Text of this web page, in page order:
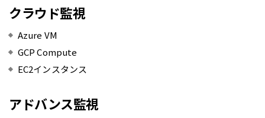
クラウド監視
Azure VM
GCP Compute
EC2インスタンス
アドバンス監視